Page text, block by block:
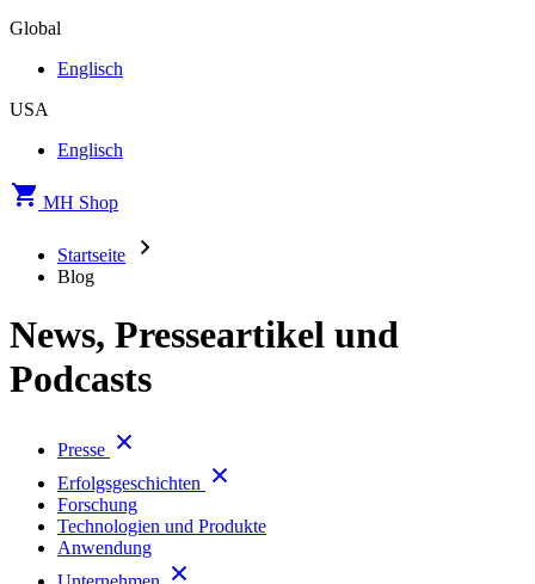
Global
Englisch
USA
Englisch
MH Shop
Startseite
Blog
News, Presseartikel und
Podcasts
Presse
Erfolgsgeschichten
Forschung
Technologien und Produkte
Anwendung